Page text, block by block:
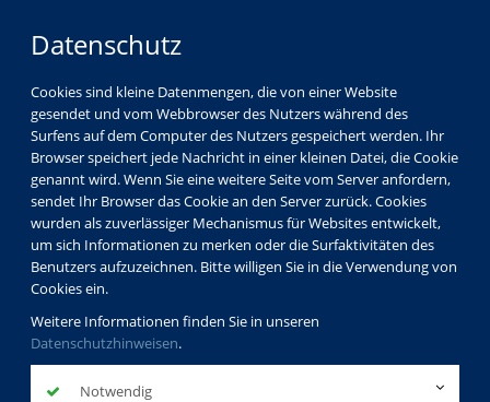
Datenschutz
Cookies sind kleine Datenmengen, die von einer Website
gesendet und vom Webbrowser des Nutzers während des
Surfens auf dem Computer des Nutzers gespeichert werden. Ihr
Browser speichert jede Nachricht in einer kleinen Datei, die Cookie
genannt wird. Wenn Sie eine weitere Seite vom Server anfordern,
sendet Ihr Browser das Cookie an den Server zurück. Cookies
wurden als zuverlässiger Mechanismus für Websites entwickelt,
um sich Informationen zu merken oder die Surfaktivitäten des
Benutzers aufzuzeichnen. Bitte willigen Sie in die Verwendung von
Cookies ein.
Weitere Informationen finden Sie in unseren
Datenschutzhinweisen.
Notwendig